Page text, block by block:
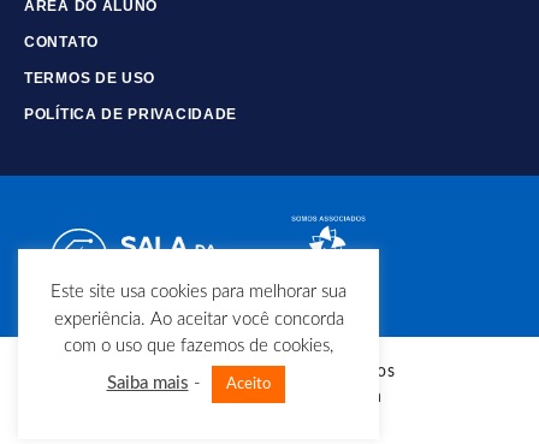
ÁREA DO ALUNO
CONTATO
TERMOS DE USO
POLÍTICA DE PRIVACIDADE
© Copyright - Todos os direitos
reservados - Sala da Elétrica
Este site usa cookies para melhorar sua
experiência. Ao aceitar você concorda
com o uso que fazemos de cookies,
Saiba mais - Aceito